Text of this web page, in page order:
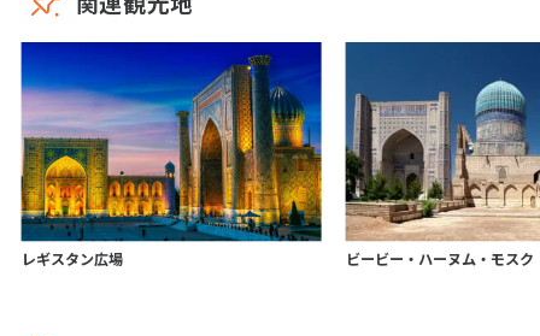
レギスタン広場 ビービー・ハーヌム・モスク